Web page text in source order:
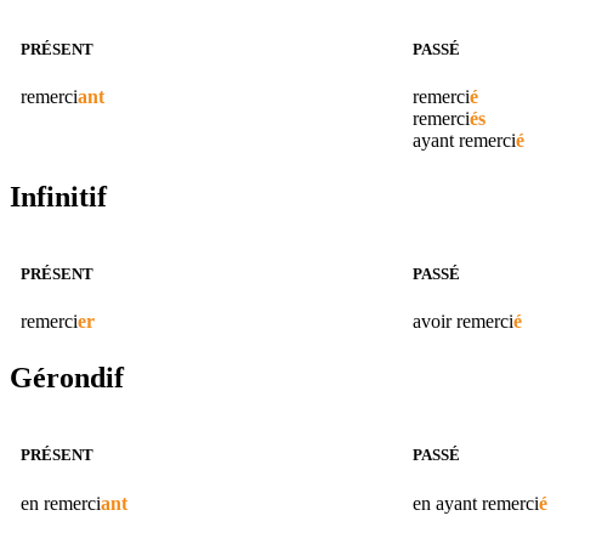
PRÉSENT
remerciant
PASSÉ
remercié
remerciés
ayant remercié
Infinitif
PRÉSENT
remercier
PASSÉ
avoirremercié
Gérondif
PRÉSENT
en remerciant
PASSÉ
en ayant remercié